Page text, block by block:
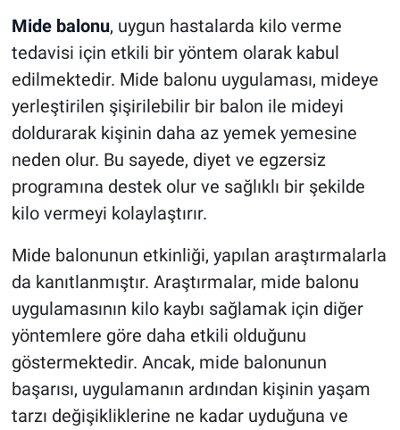
Mide balonu, uygun hastalarda kilo verme
tedavisi için etkili bir yöntem olarak kabul
edilmektedir. Mide balonu uygulaması, mideye
yerleştirilen şişirilebilir bir balon ile mideyi
doldurarak kişinin daha az yemek yemesine
neden olur. Bu sayede, diyet ve egzersiz
programına destek olur ve sağlıklı bir şekilde
kilo vermeyi kolaylaştırır.
Mide balonunun etkinliği, yapılan araştırmalarla
da kanıtlanmıştır. Araştırmalar, mide balonu
uygulamasının kilo kaybı sağlamak için diğer
yöntemlere göre daha etkili olduğunu
göstermektedir. Ancak, mide balonunun
başarısı, uygulamanın ardından kişinin yaşam
tarzı değişikliklerine ne kadar uyduğuna ve